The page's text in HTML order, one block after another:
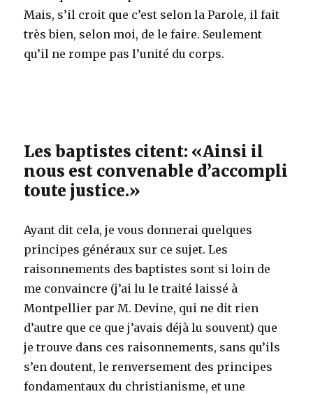
Mais, s’il croit que c’est selon la Parole, il fait
très bien, selon moi, de le faire. Seulement
qu’il ne rompe pas l’unité du corps.
Les baptistes citent: «Ainsi il
nous est convenable d’accompli
toute justice.»
Ayant dit cela, je vous donnerai quelques
principes généraux sur ce sujet. Les
raisonnements des baptistes sont si loin de
me convaincre (j’ai lu le traité laissé à
Montpellier par M. Devine, qui ne dit rien
d’autre que ce que j’avais déjà lu souvent) que
je trouve dans ces raisonnements, sans qu’ils
s’en doutent, le renversement des principes
fondamentaux du christianisme, et une